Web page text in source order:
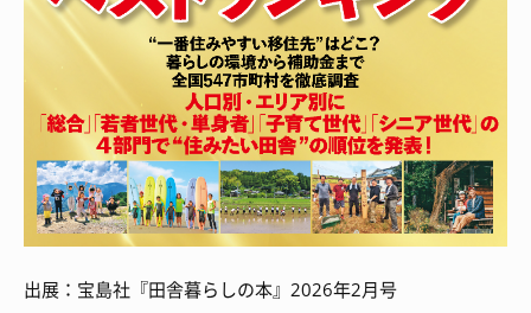
出展：宝島社『田舎暮らしの本』2026年2月号